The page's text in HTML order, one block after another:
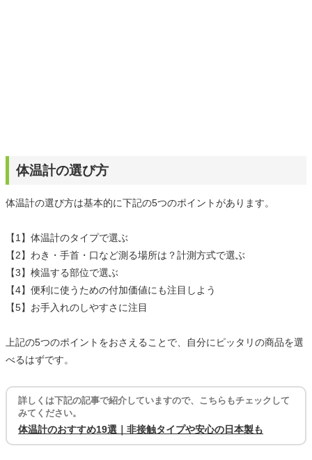
体温計の選び方
体温計の選び方は基本的に下記の5つのポイントがあります。
【1】体温計のタイプで選ぶ
【2】わき・手首・口など測る場所は？計測方式で選ぶ
【3】検温する部位で選ぶ
【4】便利に使うための付加価値にも注目しよう
【5】お手入れのしやすさに注目
上記の5つのポイントをおさえることで、自分にピッタリの商品を選
べるはずです。
詳しくは下記の記事で紹介していますので、こちらもチェックして
みてください。
体温計のおすすめ19選｜非接触タイプや安心の日本製も